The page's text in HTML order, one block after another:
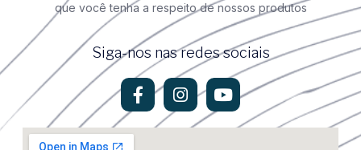
que você tenha a respeito de nossos produtos
Siga-nos nas redes sociais